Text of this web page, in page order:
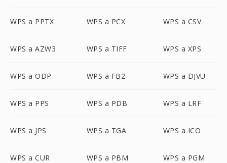
WPS a PPTX WPS a PCX WPS a CSV
WPS a AZW3 WPS a TIFF WPS a XPS
WPS a ODP WPS a FB2 WPS a DJVU
WPS a PPS WPS a PDB WPS a LRF
WPS a JPS WPS a TGA WPS a ICO
WPS a CUR WPS a PBM WPS a PGM